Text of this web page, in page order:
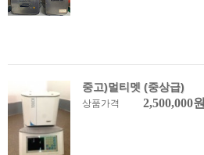
중고)멀티멧 (중상급)
상품가격 2,500,000원